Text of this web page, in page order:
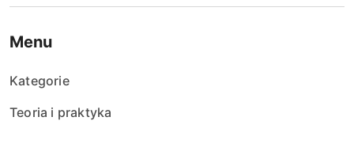
Menu
Kategorie
Teoria i praktyka